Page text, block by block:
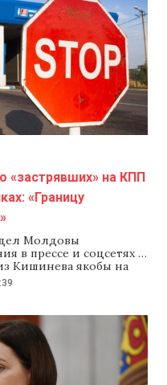
«застрявших» на КПП
«Границу
Молдовы
в прессе и соцсетях о
Кишинева якобы на
КПП Леушены–Албица по
без инцидентов, а
в